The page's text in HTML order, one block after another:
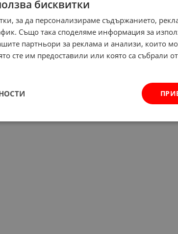
бисквитки
за да персонализираме съдържанието,
Също така споделяме информация за
партньори за реклама и анализи, които
сте им предоставили или която са събрали